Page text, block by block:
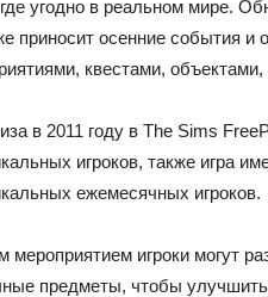
угодно в реальном мире.
приносит осенние события и
квестами, объектами,
в 2011 году в The Sims
игроков, также игра
ежемесячных игроков.
игроки могут
предметы, чтобы